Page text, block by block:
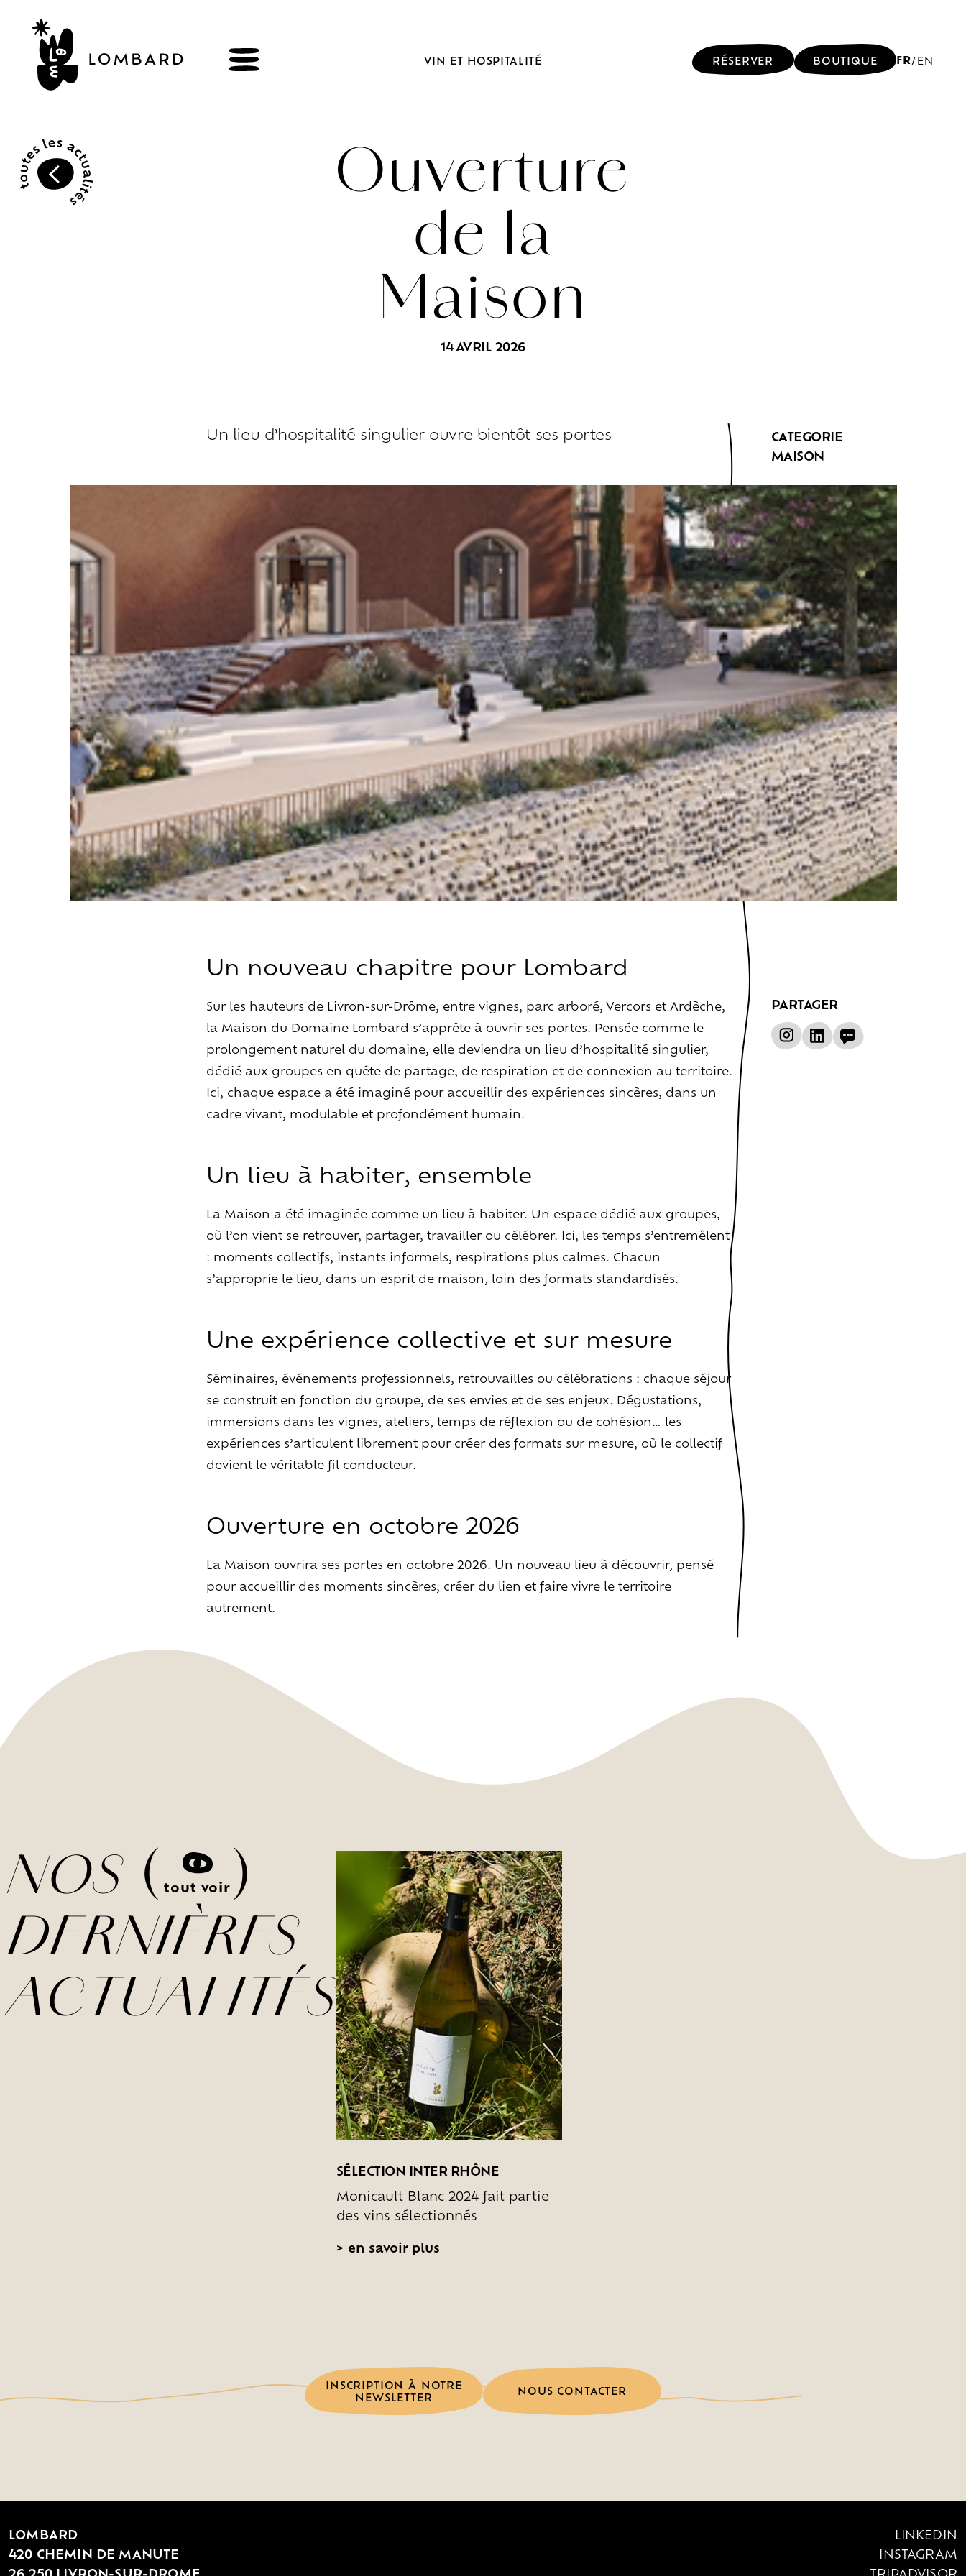
VIN ET HOSPITALITÉ RÉSERVER BOUTIQUE FR/EN
Explorer les
Brézème & Rhône Pluriel
Gammes de vin
Habiterlamaison
Les chambres
Vivrel’expérience
Goûter le vivant
À la rencontre
Créer vosévénements
Travailler
autrement
RÉSERVER BOUTIQUE
Ouverture
de la
Maison
14 AVRIL 2026
Un lieu d’hospitalité singulier ouvre bientôt ses portes
CATEGORIE
MAISON
Un nouveau chapitre pour Lombard
Sur les hauteurs de Livron-sur-Drôme, entre vignes, parc arboré, Vercors et Ardèche,
la Maison du Domaine Lombard s’apprête à ouvrir ses portes. Pensée comme le
prolongement naturel du domaine, elle deviendra un lieu d’hospitalité singulier,
dédié aux groupes en quête de partage, de respiration et de connexion au territoire.
Ici, chaque espace a été imaginé pour accueillir des expériences sincères, dans un
cadre vivant, modulable et profondément humain.
Un lieu à habiter, ensemble
La Maison a été imaginée comme un lieu à habiter. Un espace dédié aux groupes,
où l’on vient se retrouver, partager, travailler ou célébrer. Ici, les temps s’entremêlent
: moments collectifs, instants informels, respirations plus calmes. Chacun
s’approprie le lieu, dans un esprit de maison, loin des formats standardisés.
Une expérience collective et sur mesure
Séminaires, événements professionnels, retrouvailles ou célébrations : chaque séjour
se construit en fonction du groupe, de ses envies et de ses enjeux. Dégustations,
immersions dans les vignes, ateliers, temps de réflexion ou de cohésion… les
expériences s’articulent librement pour créer des formats sur mesure, où le collectif
devient le véritable fil conducteur.
Ouverture en octobre 2026
La Maison ouvrira ses portes en octobre 2026. Un nouveau lieu à découvrir, pensé
pour accueillir des moments sincères, créer du lien et faire vivre le territoire
autrement.
PARTAGER
( tout voir )
NOS
DERNIÈRES
ACTUALITÉS
SÉLECTION INTER RHÔNE
Monicault Blanc 2024 fait partie
des vins sélectionnés
> en savoir plus
INSCRIPTION À NOTRE
NEWSLETTER
NOUS CONTACTER
LOMBARD
420 CHEMIN DE MANUTE
26 250 LIVRON-SUR-DROME
LINKEDIN
INSTAGRAM
TRIPADVISOR